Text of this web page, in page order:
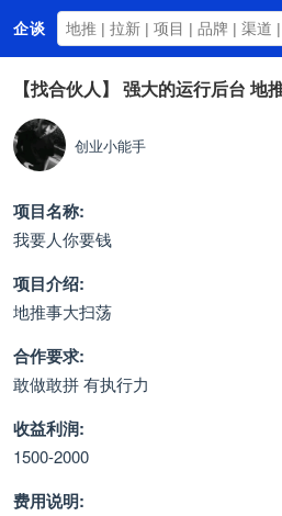
企谈
首页
商务资源
资讯动态
关于我们
【找合伙人】 强大的运行后台 地
创业小能手
项目名称:
我要人你要钱
项目介绍:
地推事大扫荡
合作要求:
敢做敢拼 有执行力
收益利润:
1500-2000
费用说明: